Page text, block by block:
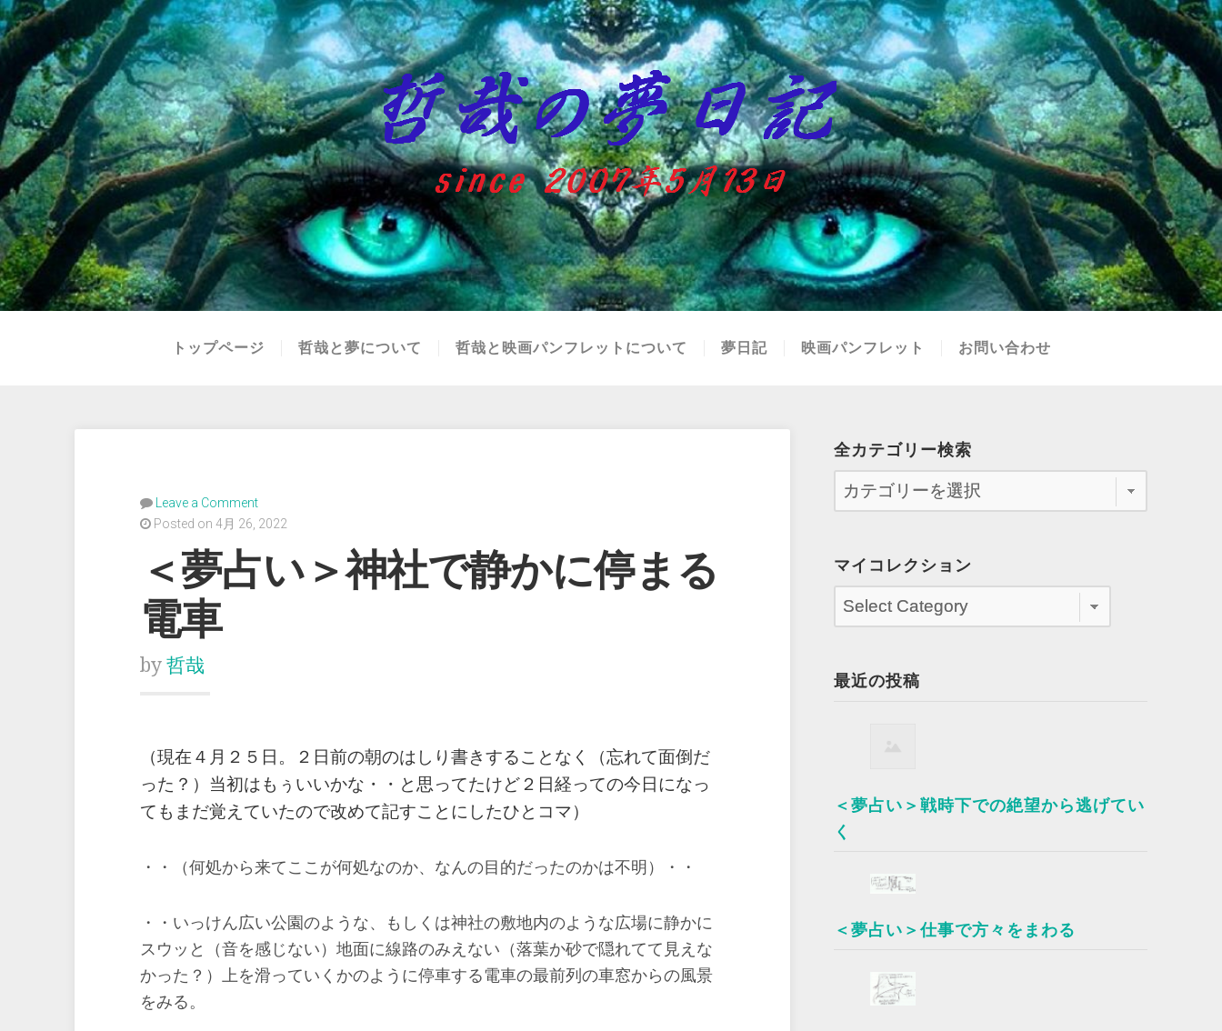
トップページ 哲哉と夢について 哲哉と映画パンフレットについて 夢日記 映画パンフレット お問い合わせ
Leave a Comment
Posted on 4月 26, 2022
＜夢占い＞神社で静かに停まる
電車
by 哲哉
（現在４月２５日。２日前の朝のはしり書きすることなく（忘れて面倒だ
った？）当初はもぅいいかな・・と思ってたけど２日経っての今日になっ
てもまだ覚えていたので改めて記すことにしたひとコマ）
・・（何処から来てここが何処なのか、なんの目的だったのかは不明）・・
・・いっけん広い公園のような、もしくは神社の敷地内のような広場に静かに
スウッと（音を感じない）地面に線路のみえない（落葉か砂で隠れてて見えな
かった？）上を滑っていくかのように停車する電車の最前列の車窓からの風景
をみる。
全カテゴリー検索
マイコレクション
最近の投稿
＜夢占い＞戦時下での絶望から逃げてい
く
＜夢占い＞仕事で方々をまわる